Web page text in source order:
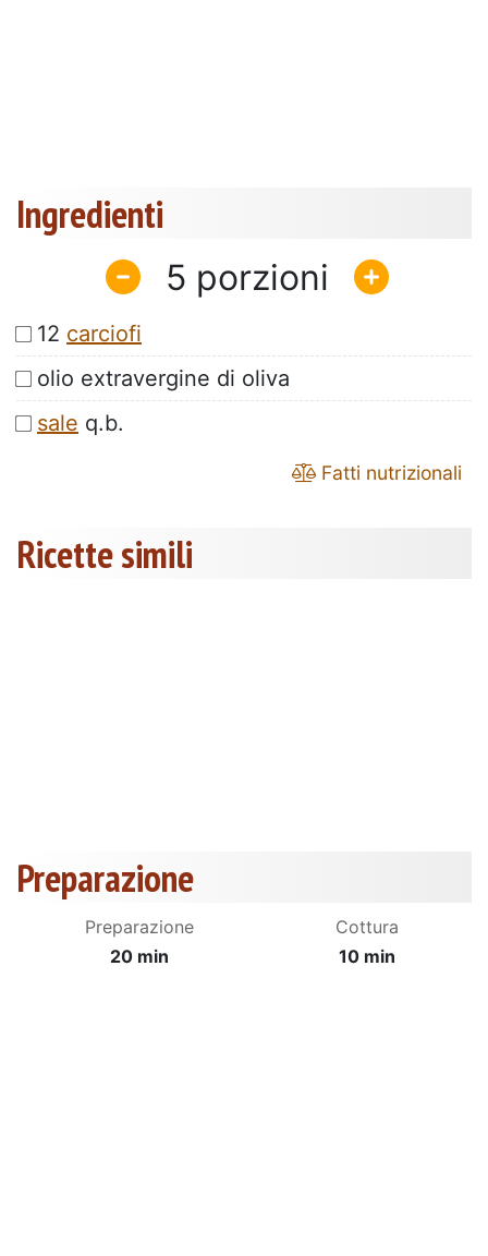
Ingredienti
5
12 carciofi
olio extravergine di oliva
sale q.b.
Fatti nutrizionali
Ricette simili
Preparazione
Preparazione
20 min
Cottura
10 min